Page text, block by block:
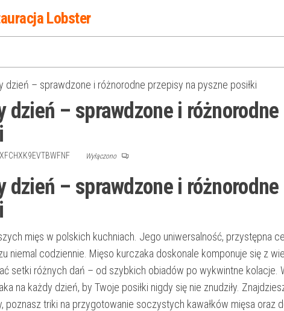
Lobster
dzień – sprawdzone i różnorodne przepisy na pyszne posiłki
dzień – sprawdzone i
Wyłączono
dzień – sprawdzone i
mięs w polskich kuchniach. Jego uniwersalność, przystępna
niemal codziennie. Mięso kurczaka doskonale komponuje się z
setki różnych dań – od szybkich obiadów po wykwintne kolacje.
na każdy dzień, by Twoje posiłki nigdy się nie znudziły.
poznasz triki na przygotowanie soczystych kawałków mięsa oraz